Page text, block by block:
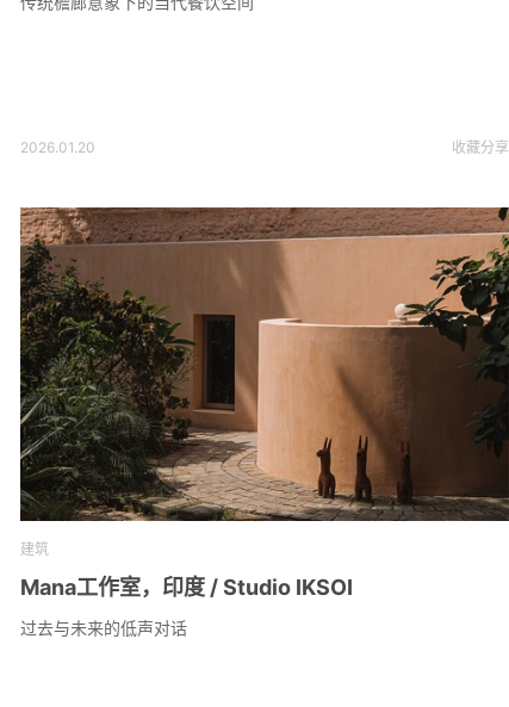
2026.01.20 收藏分享
建筑
Mana工作室，印度 / Studio IKSOI
过去与未来的低声对话